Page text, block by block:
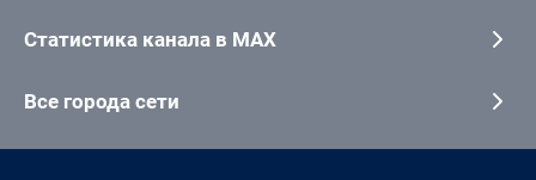
Статистика канала в MAX
Все города сети